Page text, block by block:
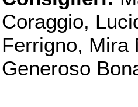
Coraggio,
Ferrigno, Mira
Generoso